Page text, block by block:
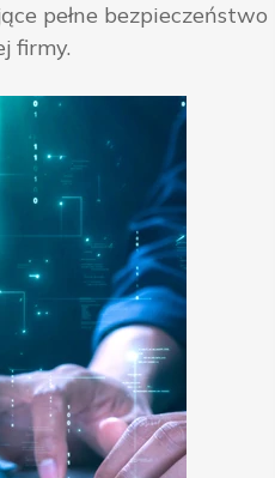
pełne bezpieczeństwo
firmy.